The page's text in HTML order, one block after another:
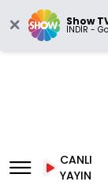
Show
İNDİR -
CANLI
YAYIN